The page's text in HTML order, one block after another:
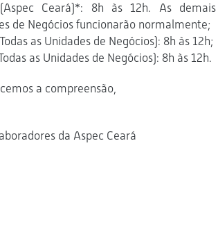
Ceará)*: 8h às 12h. As demais
de Negócios funcionarão normalmente;
as Unidades de Negócios): 8h às 12h;
as Unidades de Negócios): 8h às 12h.
a compreensão,
da Aspec Ceará